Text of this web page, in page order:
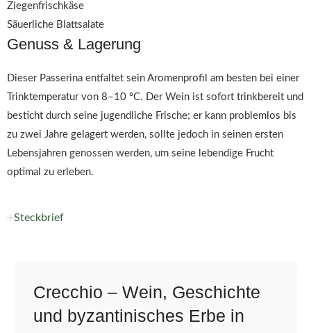
Ziegenfrischkäse
Säuerliche Blattsalate
Genuss & Lagerung
Dieser Passerina entfaltet sein Aromenprofil am besten bei einer
Trinktemperatur von 8–10 °C. Der Wein ist sofort trinkbereit und
besticht durch seine jugendliche Frische; er kann problemlos bis
zu zwei Jahre gelagert werden, sollte jedoch in seinen ersten
Lebensjahren genossen werden, um seine lebendige Frucht
optimal zu erleben.
Steckbrief
Crecchio – Wein, Geschichte
und byzantinisches Erbe in